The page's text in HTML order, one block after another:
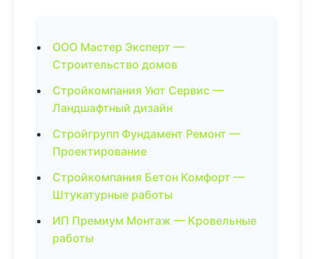
ООО Мастер Эксперт —
Строительство домов
Стройкомпания Уют Сервис —
Ландшафтный дизайн
Стройгрупп Фундамент Ремонт —
Проектирование
Стройкомпания Бетон Комфорт —
Штукатурные работы
ИП Премиум Монтаж — Кровельные
работы